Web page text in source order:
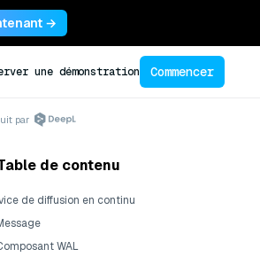
→
une démonstration Commencer
par
de contenu
de diffusion en continu
WAL